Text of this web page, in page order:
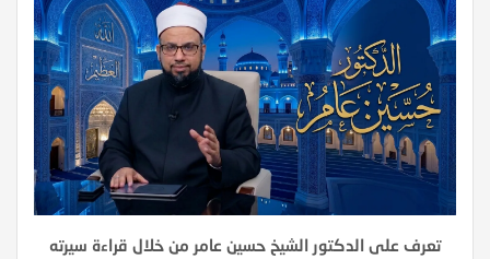
تعرف على الدكتور الشيخ حسين عامر من خلال قراءة سيرته